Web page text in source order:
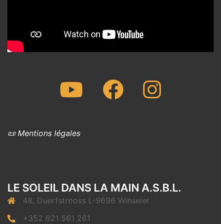
Youtube Facebook
📜 Mentions légales
LE SOLEIL DANS LA MAIN A.S.B.L.
48, Duerfstrooss L-9696 Winseler
+352 621 561 261